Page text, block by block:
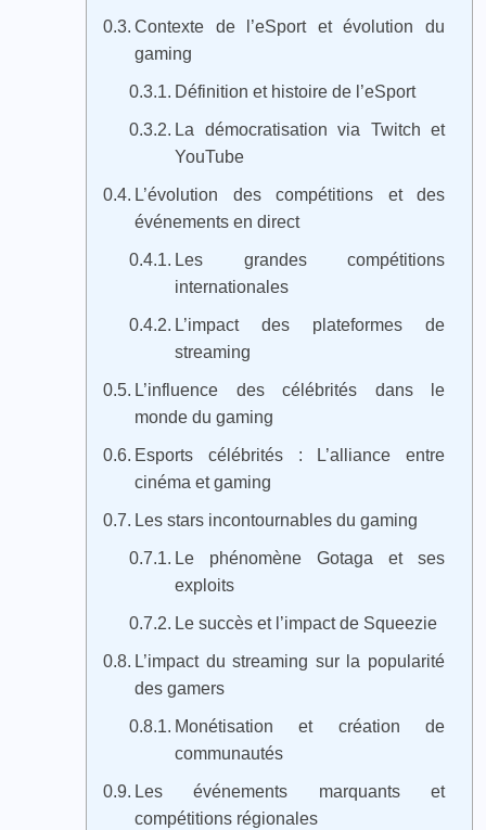
Contexte de l’eSport et évolution du
gaming
Définition et histoire de l’eSport
La démocratisation via Twitch et
YouTube
L’évolution des compétitions et des
événements en direct
Les grandes compétitions
internationales
L’impact des plateformes de
streaming
L’influence des célébrités dans le
monde du gaming
Esports célébrités : L’alliance entre
cinéma et gaming
Les stars incontournables du gaming
Le phénomène Gotaga et ses
exploits
Le succès et l’impact de Squeezie
L’impact du streaming sur la popularité
des gamers
Monétisation et création de
communautés
Les événements marquants et
compétitions régionales